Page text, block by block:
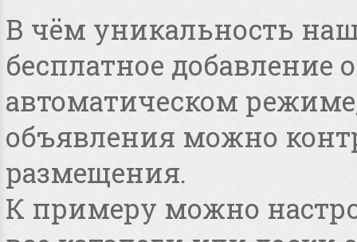
В чём уникальность
бесплатное добавление
автоматическом
объявления можно
размещения.
К примеру можно